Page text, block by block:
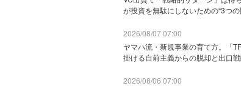
が投資を無駄にしないための“3つの
2026/08/07 07:00
ヤマハ流・新規事業の育て方。「
掛ける自前主義からの脱却と出口
2026/08/06 07:00